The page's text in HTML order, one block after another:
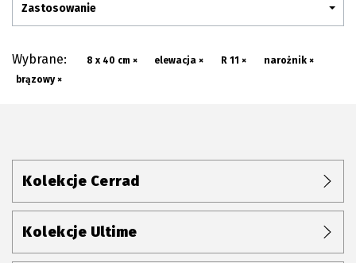
Zastosowanie
Wybrane: 8 x 40 cm × elewacja × R 11 ×
narożnik ×
brązowy ×
Kolekcje Cerrad
Kolekcje Ultime